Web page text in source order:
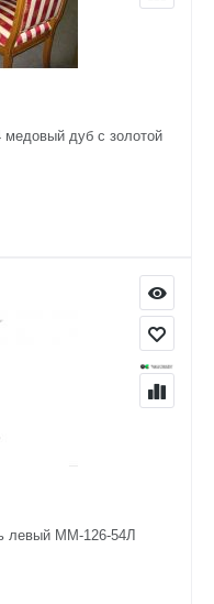
дуб с золотой
левый ММ-126-54Л